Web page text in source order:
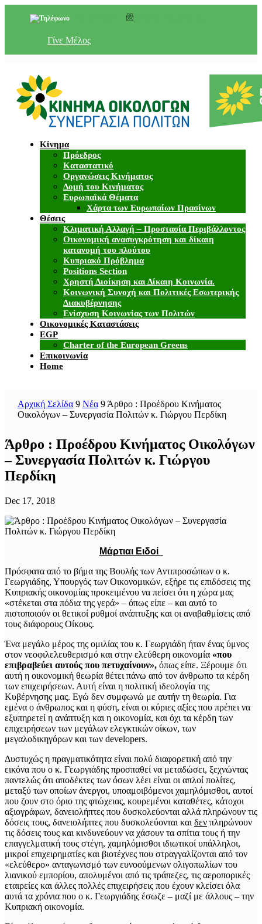
Γίνε Μέλος
Κίνημα
Πρόεδρος
Καταστατικό
Οργανώσεις Κινήματος
Δομή του Κινήματος
Ευρωπαϊκά Θέματα
Χάρτα των Ευρωπαίων Πρασίνων
Θέσεις
Κλιματική Αλλαγή – Προστασία Περιβάλλοντος
Οικονομική ανασυγκρότηση και δίκαιη
κατανομή του πλούτου
Κυπριακό Πρόβλημα
Positions Section
Χρηστή Διοίκηση και Δίκαιη Κοινωνία.
Κοινωνική Συνοχή και Πολιτικές Εσωτερικής
Διακυβέρνησης
Ενίσχυση Κοινωνίας των Πολιτών
Οικονομικές Καταστάσεις
EGP
Charter of the European Greens
Επικοινωνία
Home
Αρχική Σελίδα 9 Νέα 9 Άρθρο : Προέδρου Κινήματος
Οικολόγων – Συνεργασία Πολιτών κ. Γιώργου Περδίκη
Άρθρο : Προέδρου Κινήματος Οικολόγων
– Συνεργασία Πολιτών κ. Γιώργου
Περδίκη
Dec 17, 2018
Μάρτιαι Ειδοί
Πρόσφατα από το βήμα της Βουλής των Αντιπροσώπων ο κ.
Γεωργιάδης, Υπουργός των Οικονομικών, εξήρε τις επιδόσεις της
Κυπριακής οικονομίας προκειμένου να πείσει ότι η χώρα μας
«στέκεται στα πόδια της γερά» – όπως είπε – και αυτό το
πιστοποιούν οι θετικοί ρυθμοί ανάπτυξης και οι αναβαθμίσεις από
τους διάφορους Οίκους.
Ένα μεγάλο μέρος της ομιλίας του κ. Γεωργιάδη ήταν ένας ύμνος
στον νεοφιλελευθερισμό και στην ελεύθερη οικονομία «που
επιβραβεύει αυτούς που πετυχαίνουν», όπως είπε. Ξέρουμε ότι
αυτή η οικονομική θεωρία θέτει πάνω από τον άνθρωπο τα κέρδη
των επιχειρήσεων. Αυτή είναι η πολιτική ιδεολογία της
Κυβέρνησης μας. Εγώ δεν συμφωνώ με αυτήν τη θεωρία. Για
εμένα ο άνθρωπος και η φύση, είναι οι κύριες αξίες που πρέπει να
εξυπηρετεί η ανάπτυξη και η οικονομία, και όχι τα κέρδη των
επιχειρήσεων των μεγάλων ελεγκτικών οίκων, των
μεγαλοδικηγόρων και των developers.
Δυστυχώς η πραγματικότητα είναι πολύ διαφορετική από την
εικόνα που ο κ. Γεωργιάδης προσπαθεί να μεταδώσει, ξεχνώντας
παντελώς ότι αποδέκτες των όσων λέει είναι οι απλοί πολίτες,
μεταξύ των οποίων άνεργοι, υποαμοιβόμενοι χαμηλόμισθοι, αυτοί
που ζουν στο όριο της φτώχειας, κουρεμένοι καταθέτες, κάτοχοι
αξιογράφων, δανειολήπτες που δυσκολεύονται αλλά πληρώνουν τις
δόσεις τους, δανειολήπτες που δυσκολεύονται και δεν πληρώνουν
τις δόσεις τους και κινδυνεύουν να χάσουν τα σπίτια τους ή την
επαγγελματική τους στέγη, χαμηλόμισθοι ιδιωτικοί υπάλληλοι,
μικροί επιχειρηματίες και βιοτέχνες που στραγγαλίζονται από τον
«ελεύθερο» ανταγωνισμό των ευνοούμενων ολιγοπωλίων του
λιανικού εμπορίου, απολυμένοι από τις τράπεζες, τις αεροπορικές
εταιρείες και άλλες πολλές επιχειρήσεις που έχουν κλείσει όλα
αυτά τα χρόνια που ο κ. Γεωργιάδης έσωζε – μαζί με άλλους – την
Κυπριακή οικονομία.